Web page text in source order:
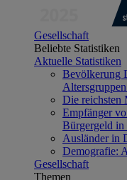
Gesellschaft
Beliebte Statistiken
Aktuelle Statistiken
Bevölkerung
Die reichsten
Empfänger
Bürgergeld in
Ausländer in
Demografie:
Gesellschaft
Themen